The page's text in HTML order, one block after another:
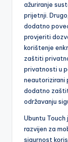
ažuriranje
prijetnji.
dodatno
provjeriti
korištenje
zaštiti
privatnosti u
neautorizirani
dodatno
održavanju
Ubuntu Touch
razvijen za
sigurnost